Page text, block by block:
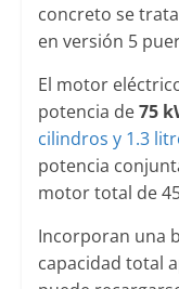
concreto se
en versión 5
El motor
potencia de75
cilindros y 1.3
potencia
motor total de
Incorporan una
capacidad total